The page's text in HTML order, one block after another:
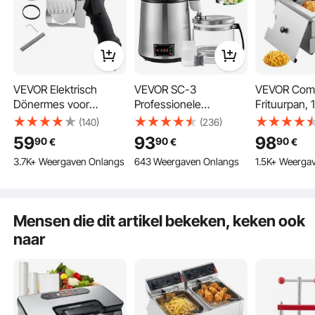
VEVOR Elektrisch
Dönermes voor
Shawarma, 80W
Elektrisch Kebabmes,
Commerciële
Roestvrijstalen
Bladdiameter 10 cm
(140)
5990€
3.7K+ Weergaven Onlangs
VEVOR SC-3
Professionele
waterdestilleerder,
roestvrij staal, 750W
vermogen en 4L
capaciteit, voor
efficiëntie 1L/u
(236)
9390€
643 Weergaven Onlangs
VEVOR
Frituurpan,
Elektrische
met Mand,
Frituurpan
Café, Bar
9890€
1.5K+
Mensen die dit artikel bekeken, keken ook
naar